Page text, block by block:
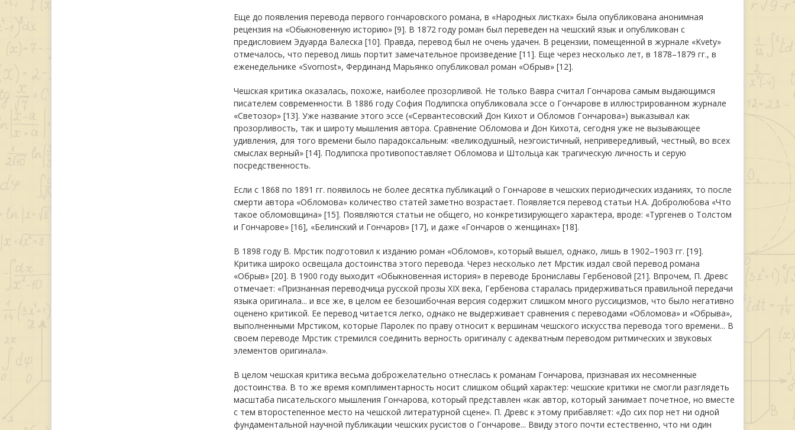
Еще до появления перевода первого гончаровского романа, в «Народных листках» была опубликована анонимная
рецензия на «Обыкновенную историю» [9]. В 1872 году роман был переведен на чешский язык и опубликован с
предисловием Эдуарда Валеска [10]. Правда, перевод был не очень удачен. В рецензии, помещенной в журнале «Kvetу»
отмечалось, что перевод лишь портит замечательное произведение [11]. Еще через несколько лет, в 1878–1879 гг., в
еженедельнике «Svornost», Фердинанд Марьянко опубликовал роман «Обрыв» [12].
Чешская критика оказалась, похоже, наиболее прозорливой. Не только Вавра считал Гончарова самым выдающимся
писателем современности. В 1886 году София Подлипска опубликовала эссе о Гончарове в иллюстрированном журнале
«Светозор» [13]. Уже название этого эссе («Сервантесовский Дон Кихот и Обломов Гончарова») выказывал как
прозорливость, так и широту мышления автора. Сравнение Обломова и Дон Кихота, сегодня уже не вызывающее
удивления, для того времени было парадоксальным: «великодушный, неэгоистичный, непривередливый, честный, во всех
смыслах верный» [14]. Подлипска противопоставляет Обломова и Штольца как трагическую личность и серую
посредственность.
Если с 1868 по 1891 гг. появилось не более десятка публикаций о Гончарове в чешских периодических изданиях, то после
смерти автора «Обломова» количество статей заметно возрастает. Появляется перевод статьи Н.А. Добролюбова «Что
такое обломовщина» [15]. Появляются статьи не общего, но конкретизирующего характера, вроде: «Тургенев о Толстом
и Гончарове» [16], «Белинский и Гончаров» [17], и даже «Гончаров о женщинах» [18].
В 1898 году В. Мрстик подготовил к изданию роман «Обломов», который вышел, однако, лишь в 1902–1903 гг. [19].
Критика широко освещала достоинства этого перевода. Через несколько лет Мрстик издал свой перевод романа
«Обрыв» [20]. В 1900 году выходит «Обыкновенная история» в переводе Брониславы Гербеновой [21]. Впрочем, П. Древс
отмечает: «Признанная переводчица русской прозы XIX века, Гербенова старалась придерживаться правильной передачи
языка оригинала... и все же, в целом ее безошибочная версия содержит слишком много руссицизмов, что было негативно
оценено критикой. Ее перевод читается легко, однако не выдерживает сравнения с переводами «Обломова» и «Обрыва»,
выполненными Мрстиком, которые Паролек по праву относит к вершинам чешского искусства перевода того времени... В
своем переводе Мрстик стремился соединить верность оригиналу с адекватным переводом ритмических и звуковых
элементов оригинала».
В целом чешская критика весьма доброжелательно отнеслась к романам Гончарова, признавая их несомненные
достоинства. В то же время комплиментарность носит слишком общий характер: чешские критики не смогли разглядеть
масштаба писательского мышления Гончарова, который представлен «как автор, который занимает почетное, но вместе
с тем второстепенное место на чешской литературной сцене». П. Древс к этому прибавляет: «До сих пор нет ни одной
фундаментальной научной публикации чешских русистов о Гончарове... Ввиду этого почти естественно, что ни один